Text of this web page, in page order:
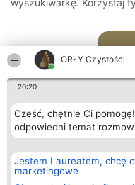
ORŁY Czystości
20:20
Cześć, chętnie Ci
odpowiedni temat
Jestem Laureatem, chcę
marketingowe
wyszukiwarkę. Korzystaj
Organizator plebiscytu
Bright Side Solutions sp. z o.
o. sp. k.
ul. Ruska 22